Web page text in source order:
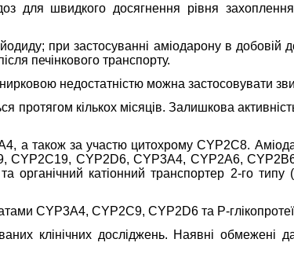
для швидкого досягнення рівня
при застосуванні аміодарону в
печінкового транспорту.
нирковою недостатністю можна застосовувати
протягом кількох місяців. Залишкова
а також за участю цитохрому CYP2C8.
CYP2C19, CYP2D6, CYP3A4, CYP2A6,
органічний катіонний транспортер 2-го
CYP3A4, CYP2C9, CYP2D6 та Р-
клінічних досліджень. Наявні обмежені